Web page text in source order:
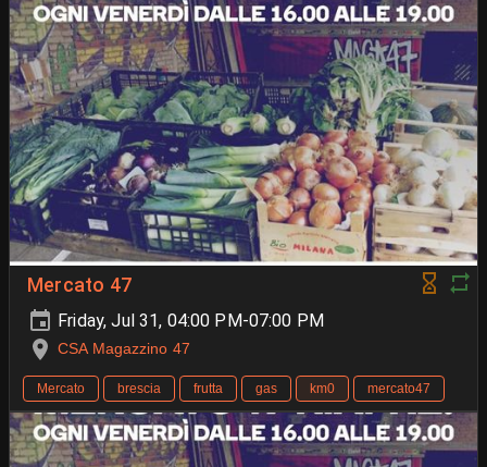
Mercato 47
Friday, Jul 31, 04:00 PM-07:00 PM
CSA Magazzino 47
Mercato brescia frutta gas km0 mercato47